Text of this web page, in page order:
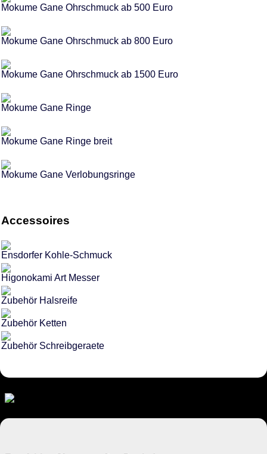
Mokume Gane Ohrschmuck ab 500 Euro
Mokume Gane Ohrschmuck ab 800 Euro
Mokume Gane Ohrschmuck ab 1500 Euro
Mokume Gane Ringe
Mokume Gane Ringe breit
Mokume Gane Verlobungsringe
Accessoires
Ensdorfer Kohle-Schmuck
Higonokami Art Messer
Zubehör Halsreife
Zubehör Ketten
Zubehör Schreibgeraete